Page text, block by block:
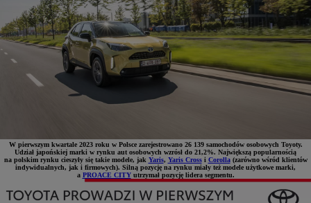
W pierwszym kwartale 2023 roku w Polsce zarejestrowano 26 139 samochodów osobowych Toyoty.
Udział japońskiej marki w rynku aut osobowych wzrósł do 21,2%. Największą popularnością
na polskim rynku cieszyły się takie modele, jak Yaris, Yaris Crossi Corolla(zarówno wśród klientów
indywidualnych, jak i firmowych). Silną pozycję na rynku miały też modele użytkowe marki,
a PROACE CITYutrzymał pozycję lidera segmentu.